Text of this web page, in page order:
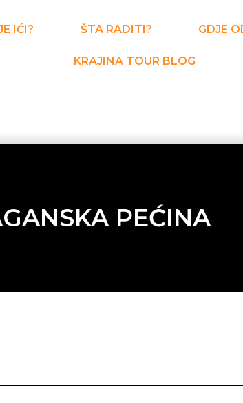
IĆI? ŠTA RADITI? GDJE
KRAJINA TOUR BLOG
PEĆINA